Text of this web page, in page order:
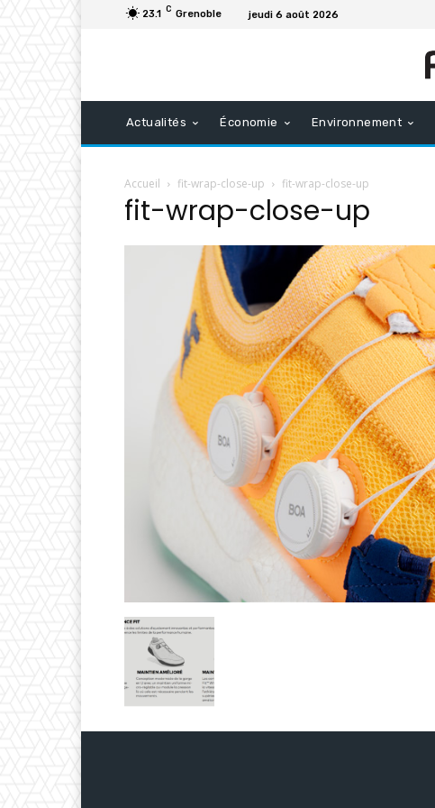
23.1 C Grenoble jeudi 6 août 2026
Actualités Économie Environnement
Accueil fit-wrap-close-up fit-wrap-close-up
fit-wrap-close-up